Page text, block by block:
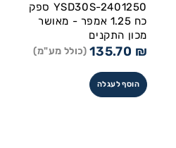
YSD30S-2401250 ספק
כח 1.25 אמפר - מאושר
מכון התקנים
135.70 ₪ (כולל מע"מ)
הוסף לעגלה